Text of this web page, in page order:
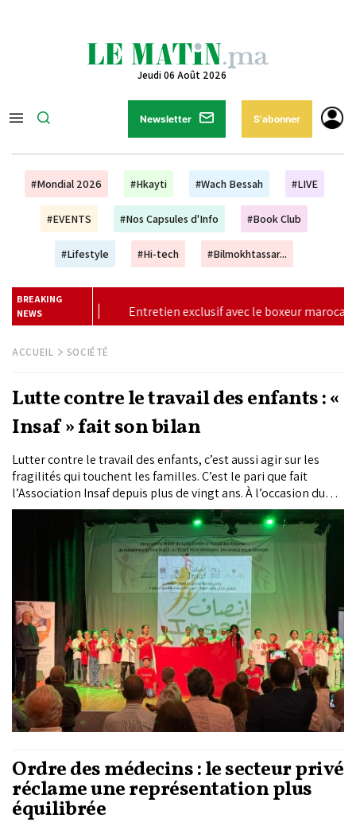
Jeudi 06 Août 2026
Newsletter S'abonner
#Mondial 2026 #Hkayti #Wach Bessah #LIVE
#EVENTS #Nos Capsules d'Info #Book Club
#Lifestyle #Hi-tech #Bilmokhtassar...
BREAKING
NEWSavec le boxeur marocain Bilel Jkitou | Vague de
ACCUEIL SOCIÉTÉ
Lutte contre le travail des enfants : «
Insaf » fait son bilan
Lutter contre le travail des enfants, c’est aussi agir sur les
fragilités qui touchent les familles. C’est le pari que fait
l’Association Insaf depuis plus de vingt ans. À l’occasion du
bilan de son programme «LCTE», l’Association a mis en avant
les résultats d’une approche qui privilégie la prévention,
l’accompagnement et l’autonomisation.
Ordre des médecins : le secteur privé
réclame une représentation plus
équilibrée